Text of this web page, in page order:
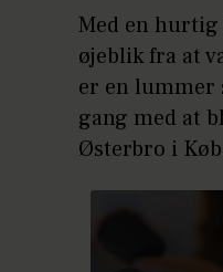
Med en
øjeblik fra at
er en lummer
gang med at
Østerbro i